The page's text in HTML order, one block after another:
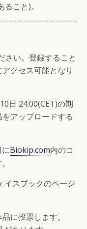
こと)。
さい。登録すること
クセス可能となり
日 24:00(CET)の期
アップロードする
Biokip.com内のコ
イスブックのページ
に投票します。